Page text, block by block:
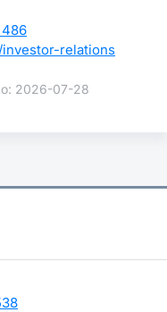
486
relations
2026-07-28